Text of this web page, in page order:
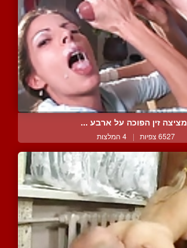
מציצה זין הפוכה על ארבע ...
6527 צפיות | 4 המלצות